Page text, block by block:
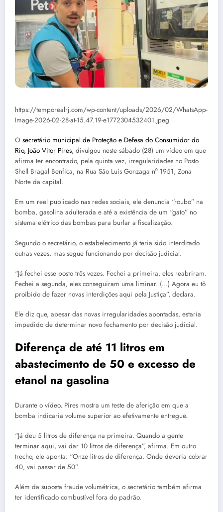
https://temporealrj.com/wp-content/uploads/2026/02/WhatsApp-
Image-2026-02-28-at-15.47.19-e1772304532401.jpeg
O secretário municipal de Proteção e Defesa do Consumidor do
Rio, João Vitor Pires, divulgou neste sábado (28) um vídeo em que
afirma ter encontrado, pela quinta vez, irregularidades no Posto
Shell Bragal Benfica, na Rua São Luís Gonzaga n⁰ 1951, Zona
Norte da capital.
Em um reel publicado nas redes sociais, ele denuncia “roubo” na
bomba, gasolina adulterada e até a existência de um “gato” no
sistema elétrico das bombas para burlar a fiscalização.
Segundo o secretário, o estabelecimento já teria sido interditado
outras vezes, mas segue funcionando por decisão judicial.
“Já fechei esse posto três vezes. Fechei a primeira, eles reabriram.
Fechei a segunda, eles conseguiram uma liminar. (…) Agora eu tô
proibido de fazer novas interdições aqui pela Justiça”, declara.
Ele diz que, apesar das novas irregularidades apontadas, estaria
impedido de determinar novo fechamento por decisão judicial.
Diferença de até 11 litros em
abastecimento de 50 e excesso de
etanol na gasolina
Durante o vídeo, Pires mostra um teste de aferição em que a
bomba indicaria volume superior ao efetivamente entregue.
“Já deu 5 litros de diferença na primeira. Quando a gente
terminar aqui, vai dar 10 litros de diferença”, afirma. Em outro
trecho, ele aponta: “Onze litros de diferença. Onde deveria cobrar
40, vai passar de 50”.
Além da suposta fraude volumétrica, o secretário também afirma
ter identificado combustível fora do padrão.